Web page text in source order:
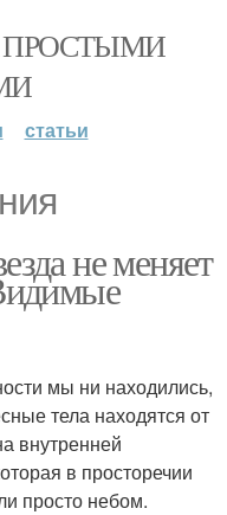
ПРОСТЫМИ
статьи
не меняет
мы ни находились,
тела находятся от
внутренней
в просторечии
просто небом.